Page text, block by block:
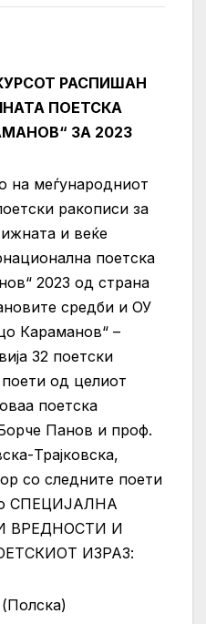
РАСПИШАН
ПОЕТСКА
ЗА 2023
меѓународниот
ракописи за
и веќе
поетска
2023 од страна
средби и ОУ
Караманов“ –
32 поетски
од целиот
поетска
Панов и проф.
Трајковска,
со следните поети
СПЕЦИЈАЛНА
ВРЕДНОСТИ И
ИЗРАЗ:
(Полска)